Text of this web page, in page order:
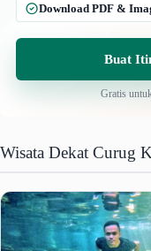
Download PDF &
Buat
Gratis
Wisata Dekat Curug